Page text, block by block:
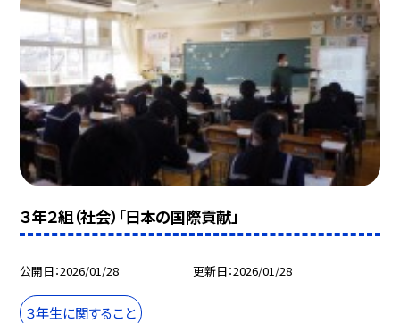
３年２組（社会）「日本の国際貢献」
公開日 2026/01/28 更新日 2026/01/28
３年生に関すること